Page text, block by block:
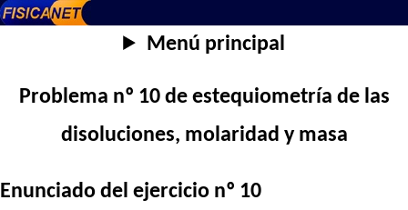
Menú principal
Problema nº 10 de estequiometría de las
disoluciones, molaridad y masa
Enunciado del ejercicio nº 10